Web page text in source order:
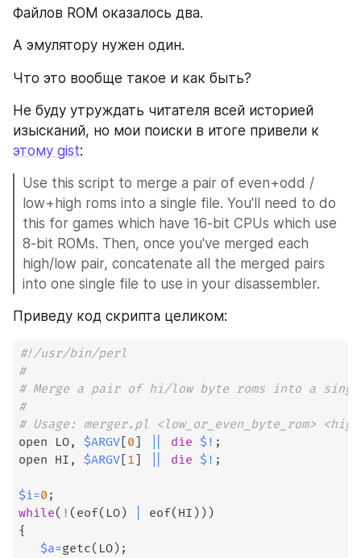
Файлов ROM оказалось два.
А эмулятору нужен один.
Что это вообще такое и как быть?
Не буду утруждать читателя всей историей
этому gist:
Use this script to merge a pair of even+odd /
low+high roms into a single file. You'll need to do
this for games which have 16-bit CPUs which use
8-bit ROMs. Then, once you've merged each
high/low pair, concatenate all the merged pairs
into one single file to use in your disassembler.
Приведу код скрипта целиком:
#!/usr/bin/perl
#
# Merge a pair of hi/low byte roms into a
#
# Usage: merger.pl <low_or_even_byte_rom>
open LO, $ARGV 0 die $! ;
open HI , $ARGV 1 die $! ;
$i=0 ;
while( ! ( eof( LO) eof( HI ) ) )
{
$a=getc( LO) ;